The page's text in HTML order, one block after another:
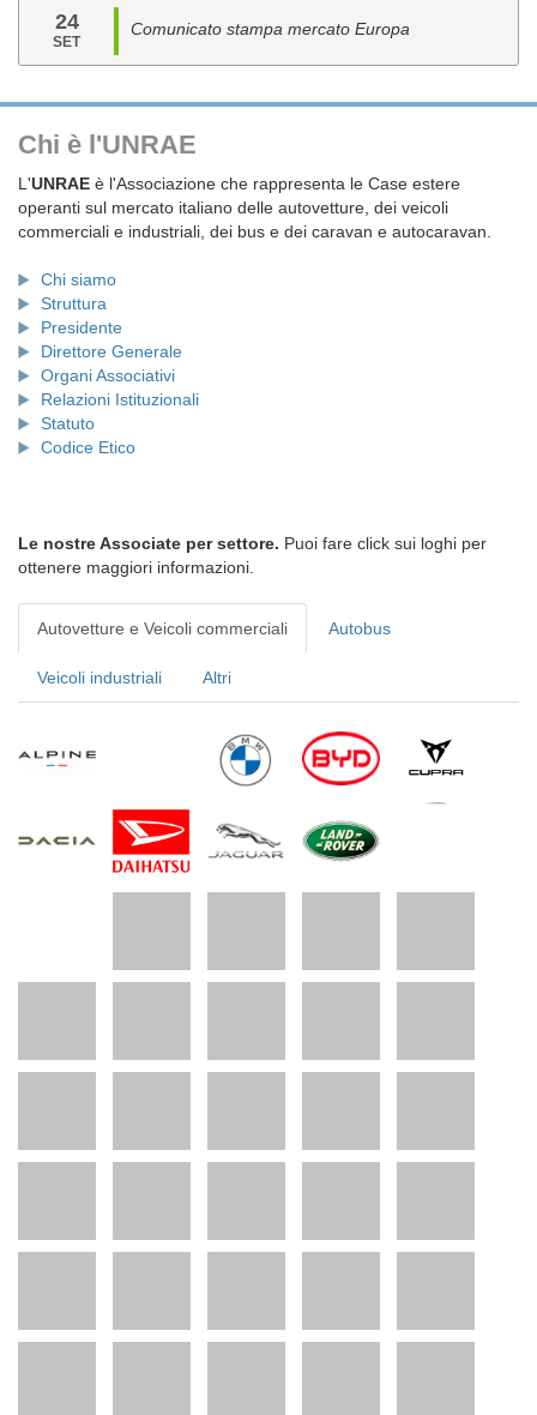
24
SET
Comunicato stampa mercato Europa
Chi è l'UNRAE
L'UNRAE è l'Associazione che rappresenta le Case estere
operanti sul mercato italiano delle autovetture, dei veicoli
commerciali e industriali, dei bus e dei caravan e autocaravan.
Chi siamo
Struttura
Presidente
Direttore Generale
Organi Associativi
Relazioni Istituzionali
Statuto
Codice Etico
Le nostre Associate per settore. Puoi fare click sui loghi per
ottenere maggiori informazioni.
Autovetture e Veicoli commerciali Autobus
Veicoli industriali Altri